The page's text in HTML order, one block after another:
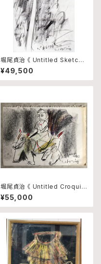
堀尾貞治 《 Untitled Sketch
2 》
¥49,500
堀尾貞治 《 Untitled Croquis
2 》
¥55,000